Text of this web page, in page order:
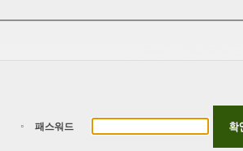
패스워드